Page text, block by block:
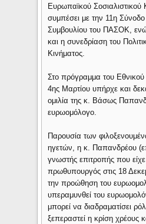
Ευρωπαϊκού Σοσιαλιστικού
συμπέσει με την 11η
Συμβουλίου του ΠΑΣΟΚ, ενώ
και η συνεδρίαση του
Κινήματος.
Στο πρόγραμμα του Εθνικού
4ης Μαρτίου υπήρχε και
ομιλία της κ. Βάσως
ευρωομόλογο.
Παρουσία των
ηγετών, η κ. Παπανδρέου
γνωστής επιτροπής που
πρωθυπουργός στις 18
την προώθηση του
υπεραμυνθεί του
μπορεί να διαδραματίσει
ξεπεραστεί η κρίση χρέους